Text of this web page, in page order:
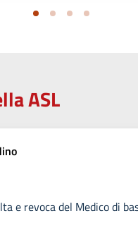
ASL
e revoca del Medico di